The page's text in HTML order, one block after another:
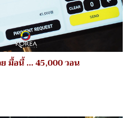
มื้อนี้ … 45,000 วอน